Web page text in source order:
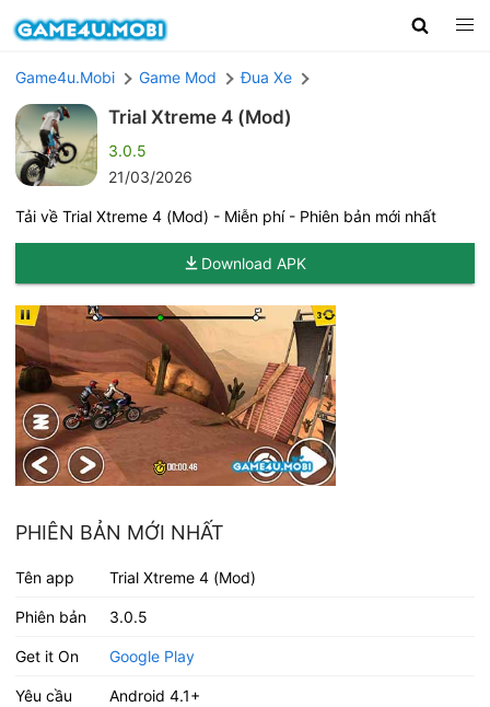
Game4u.Mobi Game Mod Đua Xe
Trial Xtreme 4 (Mod)
3.0.5
21/03/2026
Tải về Trial Xtreme 4 (Mod) - Miễn phí - Phiên bản mới nhất
Download APK
PHIÊN BẢN MỚI NHẤT
Tên app Trial Xtreme 4 (Mod)
Phiên bản 3.0.5
Get it On Google Play
Yêu cầu Android 4.1+